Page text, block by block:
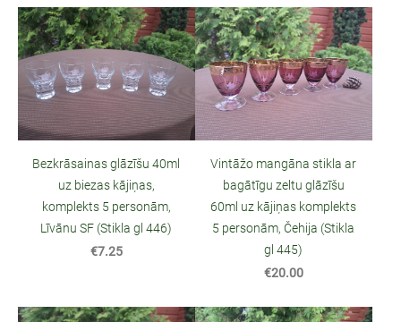
Bezkrāsainas glāzīšu 40ml
uz biezas kājiņas,
komplekts 5 personām,
Līvānu SF (Stikla gl 446)
€7.25
Vintāžo mangāna stikla ar
bagātīgu zeltu glāzīšu
60ml uz kājiņas komplekts
5 personām, Čehija (Stikla
gl 445)
€20.00